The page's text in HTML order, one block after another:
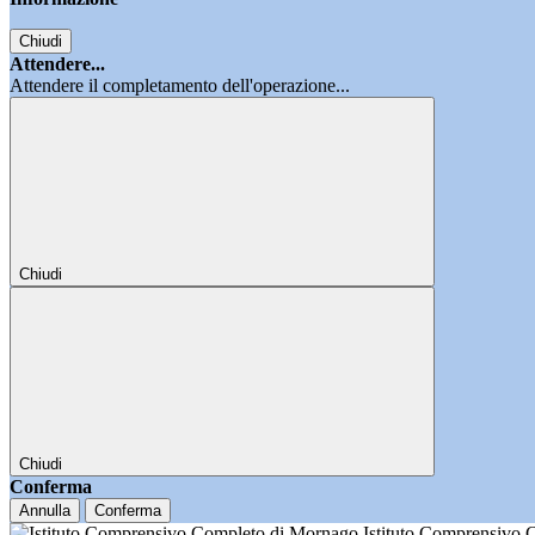
Chiudi
Attendere...
Attendere il completamento dell'operazione...
Chiudi
Chiudi
Conferma
Annulla Conferma